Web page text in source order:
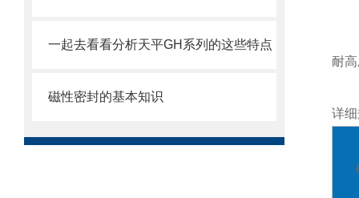
一起去看看分析天平GH系列的这些特点
磁性密封的基本知识
耐
详